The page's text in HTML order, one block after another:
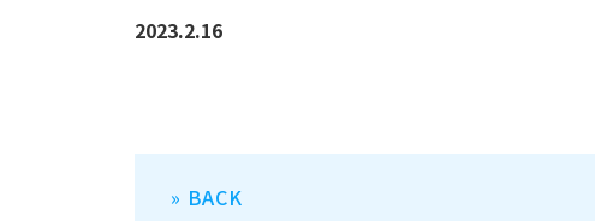
2023.2.16
» BACK